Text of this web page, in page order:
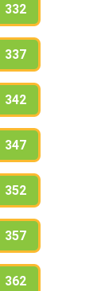
332
337
342
347
352
357
362